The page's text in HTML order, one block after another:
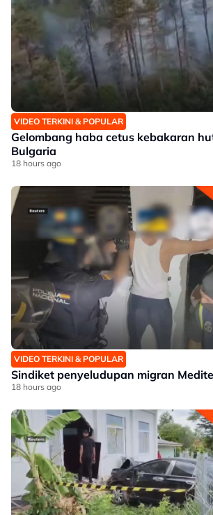
VIDEO TERKINI & POPULAR
Gelombang haba cetus kebakaran
Bulgaria
18 hours ago
VIDEO TERKINI & POPULAR
Sindiket penyeludupan migran
18 hours ago